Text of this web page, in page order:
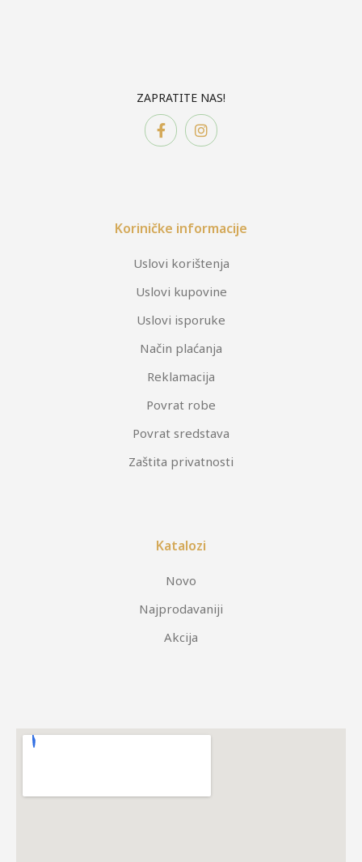
ZAPRATITE NAS!
Koriničke informacije
Uslovi korištenja
Uslovi kupovine
Uslovi isporuke
Način plaćanja
Reklamacija
Povrat robe
Povrat sredstava
Zaštita privatnosti
Katalozi
Novo
Najprodavaniji
Akcija